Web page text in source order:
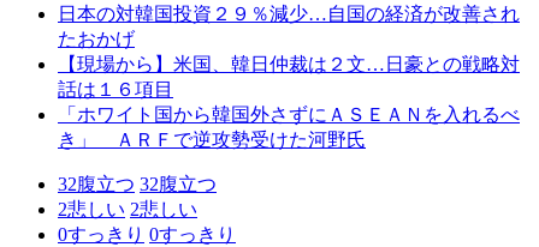
日本の対韓国投資２９％減少…自国の経済が改善され
たおかげ
【現場から】米国、韓日仲裁は２文…日豪との戦略対
話は１６項目
「ホワイト国から韓国外さずにＡＳＥＡＮを入れるべ
き」 ＡＲＦで逆攻勢受けた河野氏
32腹立つ 32腹立つ
2悲しい 2悲しい
0すっきり 0すっきり